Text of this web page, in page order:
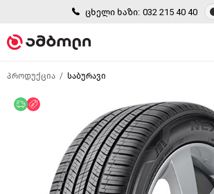
ცხელი ხაზი: 032 215 40 40
პროდუქცია საბურავი
უფასო მიწოდება